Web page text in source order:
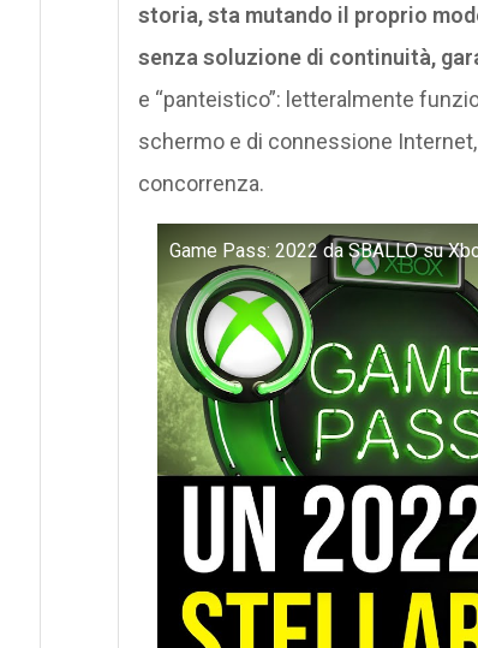
storia, sta mutando il proprio
senza soluzione di continuità,
e “panteistico”: letteralmente
schermo e di connessione
concorrenza.
Game Pass: 2022 da SBALLO su